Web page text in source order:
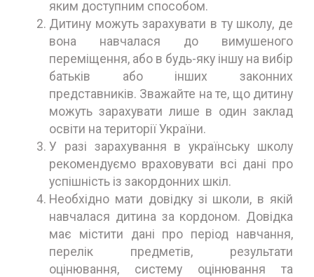
яким доступним способом.
Дитину можуть зарахувати в ту школу, де
вона навчалася до вимушеного
переміщення, або в будь-яку іншу на вибір
батьків або інших законних
представників. Зважайте на те, що дитину
можуть зарахувати лише в один заклад
освіти на території України.
У разі зарахування в українську школу
рекомендуємо враховувати всі дані про
успішність із закордонних шкіл.
Необхідно мати довідку зі школи, в якій
навчалася дитина за кордоном. Довідка
має містити дані про період навчання,
перелік предметів, результати
оцінювання, систему оцінювання та